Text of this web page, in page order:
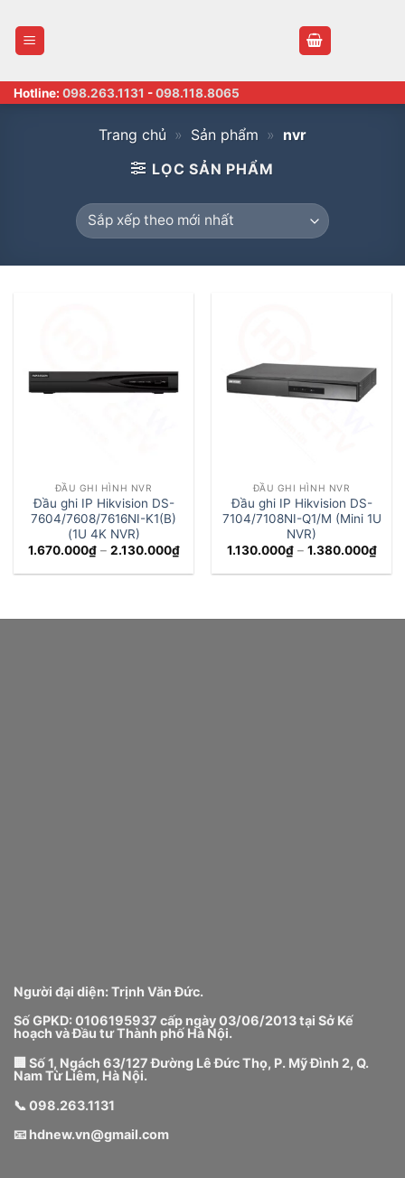
content
Hotline: 098.263.1131 -098.118.8065
Trang chủ » Sản phẩm » nvr
LỌC SẢN PHẨM
ĐẦU GHI HÌNH NVR
Đầu ghi IP Hikvision DS-
7604/7608/7616NI-K1(B)
(1U 4K NVR)
1.670.000₫ – 2.130.000₫Khoảng
giá:
từ
ĐẦU GHI HÌNH NVR
Đầu ghi IP Hikvision DS-
7104/7108NI-Q1/M (Mini 1U
NVR)
1.130.000₫ – 1.380.000₫
giá:
từ
Người đại diện: Trịnh Văn Đức.
Số GPKD: 0106195937 cấp ngày 03/06/2013 tại Sở Kế
hoạch và Đầu tư Thành phố Hà Nội.
🏢 Số 1, Ngách 63/127 Đường Lê Đức Thọ, P. Mỹ Đình 2, Q.
Nam Từ Liêm, Hà Nội.
📞 098.263.1131
📧 hdnew.vn@gmail.com